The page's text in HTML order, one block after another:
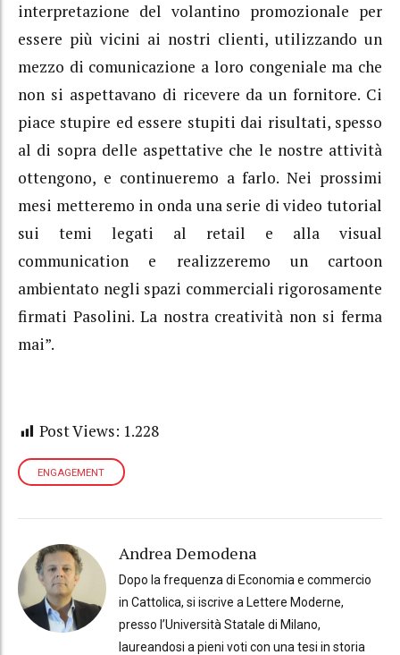
interpretazione del volantino promozionale per
essere più vicini ai nostri clienti, utilizzando un
mezzo di comunicazione a loro congeniale ma che
non si aspettavano di ricevere da un fornitore. Ci
piace stupire ed essere stupiti dai risultati, spesso
al di sopra delle aspettative che le nostre attività
ottengono, e continueremo a farlo. Nei prossimi
mesi metteremo in onda una serie di video tutorial
sui temi legati al retail e alla visual
communication e realizzeremo un cartoon
ambientato negli spazi commerciali rigorosamente
firmati Pasolini. La nostra creatività non si ferma
mai”.
Post Views: 1.228
ENGAGEMENT
Andrea Demodena
Dopo la frequenza di Economia e commercio
in Cattolica, si iscrive a Lettere Moderne,
presso l’Università Statale di Milano,
laureandosi a pieni voti con una tesi in storia